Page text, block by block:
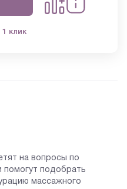
1 клик
на вопросы по
помогут подобрать
массажного